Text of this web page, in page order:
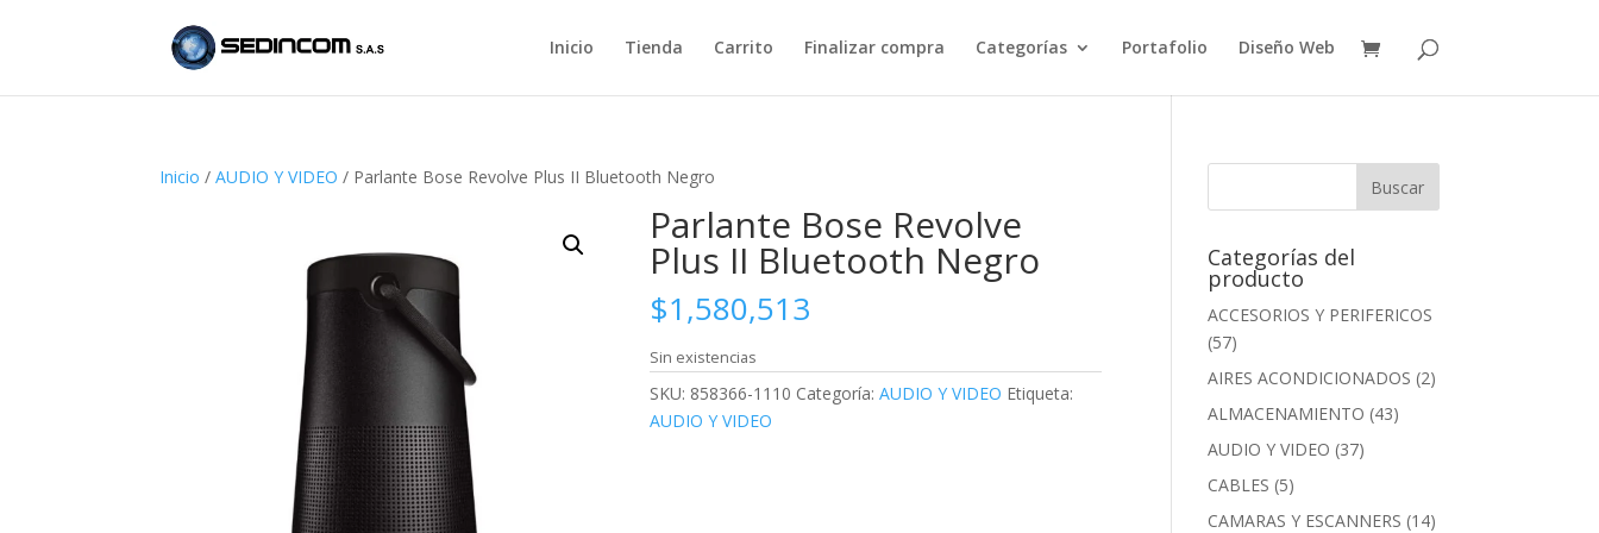
Inicio Tienda Carrito Finalizar compra Categorías Portafolio Diseño Web
Inicio /AUDIO Y VIDEO / Parlante Bose Revolve Plus II Bluetooth Negro
Parlante Bose Revolve
Plus II Bluetooth Negro
$1,580,513
Sin existencias
SKU: 858366-1110 Categoría:AUDIO Y VIDEO Etiqueta:
AUDIO Y VIDEO
Categorías del
producto
ACCESORIOS Y PERIFERICOS
(57)
AIRES ACONDICIONADOS (2)
ALMACENAMIENTO (43)
AUDIO Y VIDEO (37)
CABLES (5)
CAMARAS Y ESCANNERS (14)